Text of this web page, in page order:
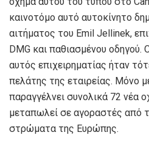
καινοτόμο αυτό αυτοκίνητο
αιτήματος του Emil Jellinek,
DMG και παθιασμένου οδηγού.
αυτός επιχειρηματίας ήταν
πελάτης της εταιρείας. Μόνο
παραγγέλνει συνολικά 72 νέα
μεταπωλεί σε αγοραστές από
στρώματα της Ευρώπης.